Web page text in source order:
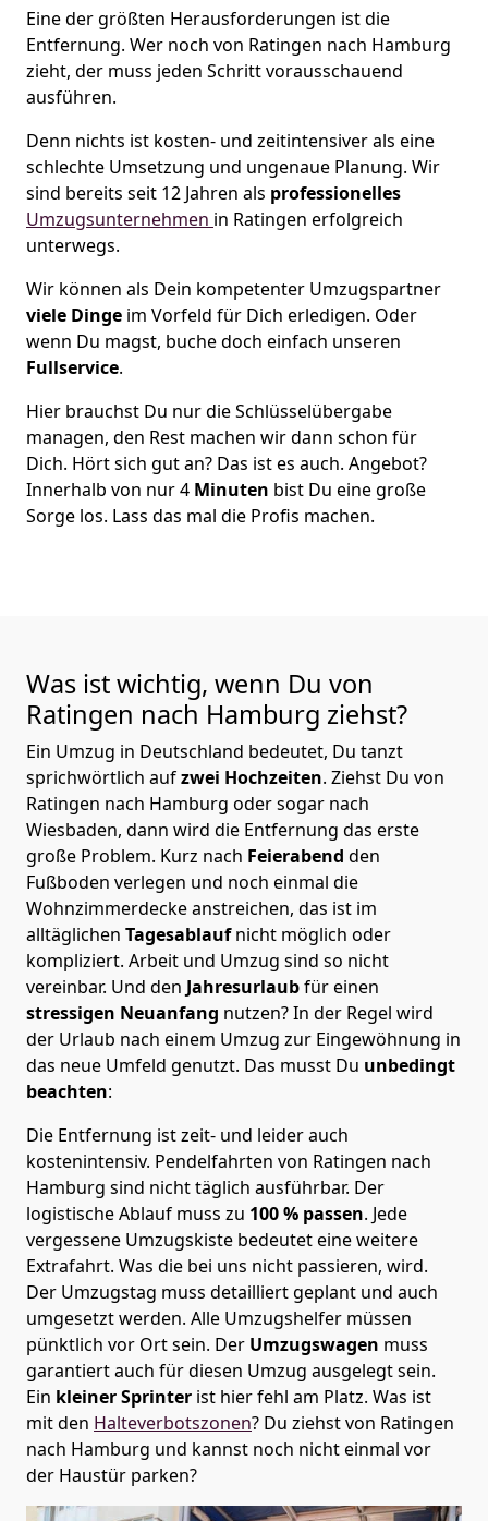
Eine der größten Herausforderungen ist die
Entfernung. Wer noch von Ratingen nach Hamburg
zieht, der muss jeden Schritt vorausschauend
ausführen.
Denn nichts ist kosten- und zeitintensiver als eine
schlechte Umsetzung und ungenaue Planung. Wir
sind bereits seit 12 Jahren als professionelles
Umzugsunternehmen in Ratingen erfolgreich
unterwegs.
Wir können als Dein kompetenter Umzugspartner
viele Dinge im Vorfeld für Dich erledigen. Oder
wenn Du magst, buche doch einfach unseren
Fullservice.
Hier brauchst Du nur die Schlüsselübergabe
managen, den Rest machen wir dann schon für
Dich. Hört sich gut an? Das ist es auch. Angebot?
Innerhalb von nur 4 Minuten bist Du eine große
Sorge los. Lass das mal die Profis machen.
Was ist wichtig, wenn Du von
Ratingen nach Hamburg ziehst?
Ein Umzug in Deutschland bedeutet, Du tanzt
sprichwörtlich aufzwei Hochzeiten. Ziehst Du von
Ratingen nach Hamburg oder sogar nach
Wiesbaden, dann wird die Entfernung das erste
große Problem. Kurz nach Feierabend den
Fußboden verlegen und noch einmal die
Wohnzimmerdecke anstreichen, das ist im
alltäglichen Tagesablaufnicht möglich oder
kompliziert. Arbeit und Umzug sind so nicht
vereinbar. Und den Jahresurlaubfür einen
stressigen Neuanfang nutzen? In der Regel wird
der Urlaub nach einem Umzug zur Eingewöhnung in
das neue Umfeld genutzt. Das musst Du unbedingt
beachten:
Die Entfernung ist zeit- und leider auch
kostenintensiv. Pendelfahrten von Ratingen nach
Hamburg sind nicht täglich ausführbar. Der
logistische Ablauf muss zu 100 % passen. Jede
vergessene Umzugskiste bedeutet eine weitere
Extrafahrt. Was die bei uns nicht passieren, wird.
Der Umzugstag muss detailliert geplant und auch
umgesetzt werden. Alle Umzugshelfer müssen
pünktlich vor Ort sein. Der Umzugswagen muss
garantiert auch für diesen Umzug ausgelegt sein.
Ein kleiner Sprinter ist hier fehl am Platz. Was ist
mit den Halteverbotszonen? Du ziehst von Ratingen
nach Hamburg und kannst noch nicht einmal vor
der Haustür parken?